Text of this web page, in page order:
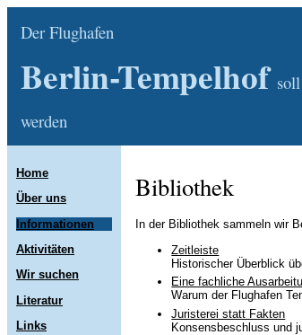
Der Flughafen
Berlin-Tempelhof
werden
Home
Über uns
Informationen
Aktivitäten
Wir suchen
Literatur
Links
Bibliothek
In der Bibliothek sammeln wir
Zeitleiste
Historischer Überblick
Eine fachliche
Warum der Flughafen
Juristerei statt Fakten
Konsensbeschluss und